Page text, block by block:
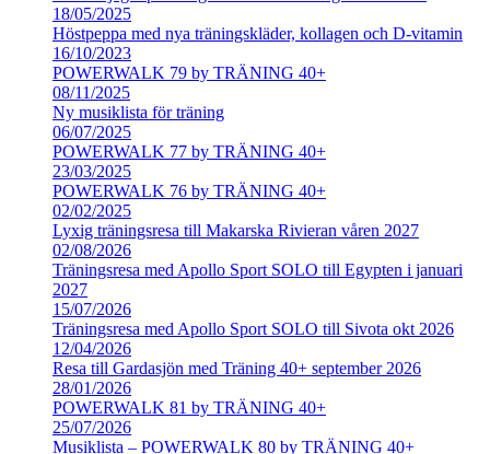
18/05/2025
Höstpeppa med nya träningskläder, kollagen och D-vitamin
16/10/2023
POWERWALK 79 by TRÄNING 40+
08/11/2025
Ny musiklista för träning
06/07/2025
POWERWALK 77 by TRÄNING 40+
23/03/2025
POWERWALK 76 by TRÄNING 40+
02/02/2025
Lyxig träningsresa till Makarska Rivieran våren 2027
02/08/2026
Träningsresa med Apollo Sport SOLO till Egypten i januari
2027
15/07/2026
Träningsresa med Apollo Sport SOLO till Sivota okt 2026
12/04/2026
Resa till Gardasjön med Träning 40+ september 2026
28/01/2026
POWERWALK 81 by TRÄNING 40+
25/07/2026
Musiklista – POWERWALK 80 by TRÄNING 40+